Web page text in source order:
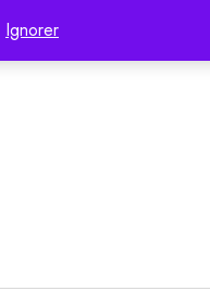
Ignorer